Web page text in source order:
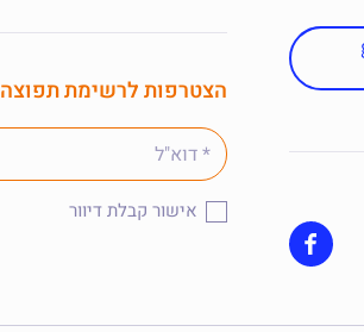
הצטרפות לרשימת תפוצה
אישור קבלת דיוור